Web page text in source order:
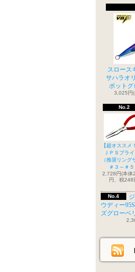
スロース
サハラオ
ポットグ
3,025円
No.2
【超オススメ
ＪＰＳプラ
（推奨リング
＃３～＃５
2,728円(本体
円、税248
No.4
ウディー
ズグローベ